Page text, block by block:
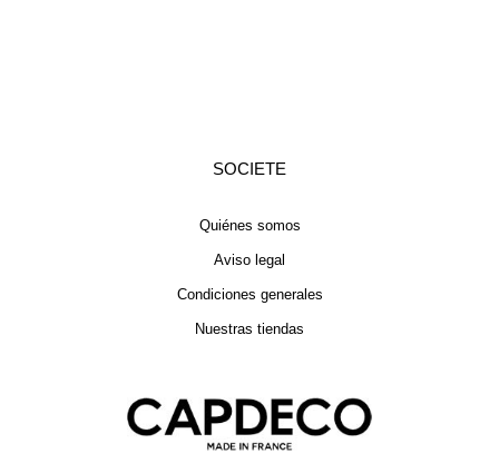
SOCIETE
Quiénes somos
Aviso legal
Condiciones generales
Nuestras tiendas